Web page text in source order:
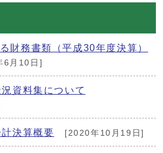
財務書類（平成30年度決算）
6月10日]
資料集について
決算概要 [2020年10月19日]